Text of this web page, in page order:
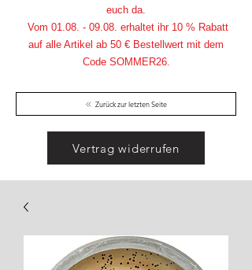
Zurück zur letzten Seite
euch da.
Vom 01.08. - 09.08. erhaltet ihr 10 % Rabatt
auf alle Artikel ab 50 € Bestellwert mit dem
Code SOMMER26.
Vertrag widerrufen